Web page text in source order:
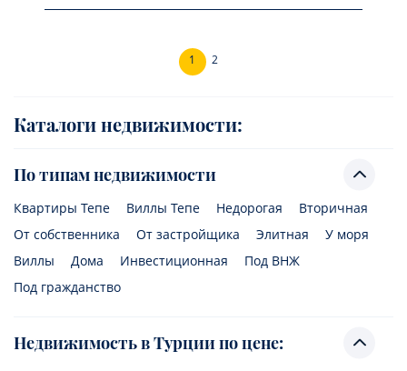
1 2
Каталоги недвижимости:
По типам недвижимости
Квартиры Тепе Виллы Тепе Недорогая
Вторичная
От собственника
От застройщика Элитная
У моря
Виллы
Дома Инвестиционная
Под ВНЖ
Под гражданство
Недвижимость в Турции по цене: